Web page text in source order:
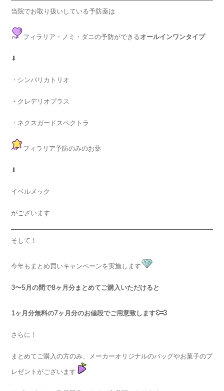
当院でお取り扱いしている予防薬は
フィラリア・ノミ・ダニの予防ができるオールインワンタイプ
⬇︎
・シンパリカトリオ
・クレデリオプラス
・ネクスガードスペクトラ
フィラリア予防のみのお薬
⬇︎
イベルメック
がございます
そして！
今年もまとめ買いキャンペーンを実施します
3〜5月の間で8ヶ月分まとめてご購入いただけると
1ヶ月分無料の7ヶ月分のお値段でご用意致します
さらに！
まとめてご購入の方のみ、メーカーオリジナルのバッグやお菓子のプ
レゼントがございます